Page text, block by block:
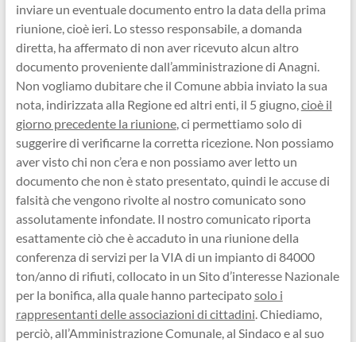
inviare un eventuale documento entro la data della prima
riunione, cioè ieri. Lo stesso responsabile, a domanda
diretta, ha affermato di non aver ricevuto alcun altro
documento proveniente dall’amministrazione di Anagni.
Non vogliamo dubitare che il Comune abbia inviato la sua
nota, indirizzata alla Regione ed altri enti, il 5 giugno,cioè il
giorno precedente la riunione, ci permettiamo solo di
suggerire di verificarne la corretta ricezione. Non possiamo
aver visto chi non c’era e non possiamo aver letto un
documento che non è stato presentato, quindi le accuse di
falsità che vengono rivolte al nostro comunicato sono
assolutamente infondate. Il nostro comunicato riporta
esattamente ciò che è accaduto in una riunione della
conferenza di servizi per la VIA di un impianto di 84000
ton/anno di rifiuti, collocato in un Sito d’interesse Nazionale
per la bonifica, alla quale hanno partecipatosolo i
rappresentanti delle associazioni di cittadini. Chiediamo,
perciò, all’Amministrazione Comunale, al Sindaco e al suo